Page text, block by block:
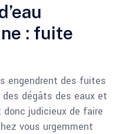
: fuite
engendrent des fuites
dégâts des eaux et
judicieux de faire
vous urgemment